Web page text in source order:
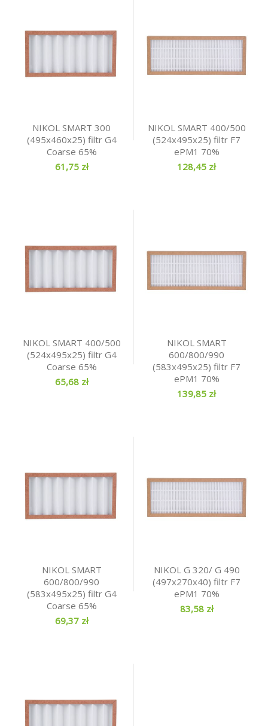
NIKOL SMART 300
(495x460x25) filtr G4
Coarse 65%
61,75 zł
NIKOL SMART 400/500
(524x495x25) filtr F7
ePM1 70%
128,45 zł
NIKOL SMART 400/500
(524x495x25) filtr G4
Coarse 65%
65,68 zł
NIKOL SMART
600/800/990
(583x495x25) filtr F7
ePM1 70%
139,85 zł
NIKOL SMART
600/800/990
(583x495x25) filtr G4
Coarse 65%
69,37 zł
NIKOL G 320/ G 490
(497x270x40) filtr F7
ePM1 70%
83,58 zł